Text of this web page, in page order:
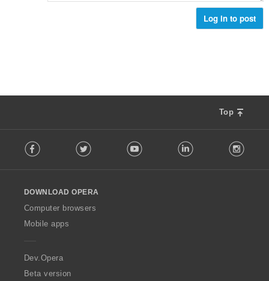
Log in to post
Top
o
w
O
p
a
Facebook Twitter Youtube LinkedIn
DOWNLOAD OPERA
Computer browsers
Mobile apps
Dev.Opera
Beta version